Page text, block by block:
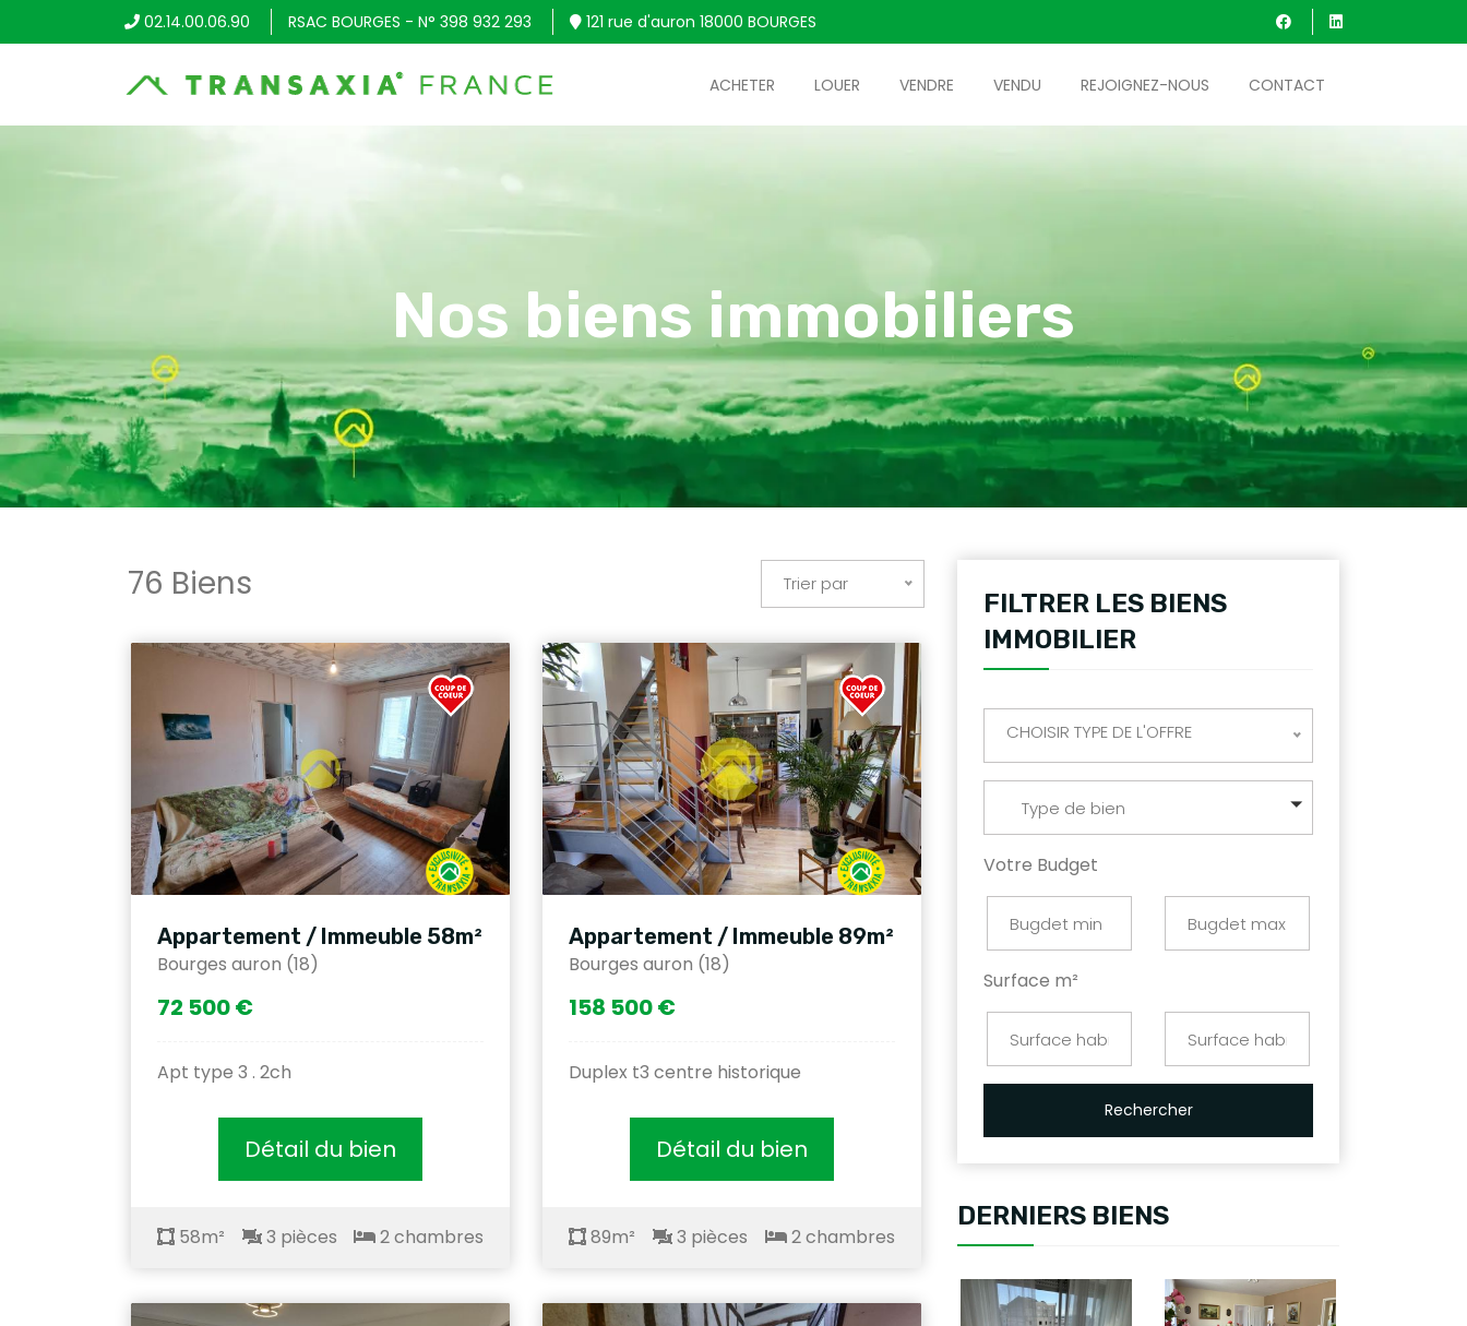
02.14.00.06.90 RSAC BOURGES - N° 398 932 293 121 rue d'auron 18000 BOURGES
ACHETER LOUER VENDRE VENDU REJOIGNEZ-NOUS CONTACT
Nos biens immobiliers
76 Biens Trier par
Appartement / Immeuble 58m²
Bourges auron (18)
72 500 €
Apt type 3 . 2ch
Détail du bien
58m² 3 pièces 2 chambres
Appartement / Immeuble 89m²
Bourges auron (18)
158 500 €
Duplex t3 centre historique
Détail du bien
89m² 3 pièces 2 chambres
FILTRER LES BIENS
IMMOBILIER
CHOISIR TYPE DE L'OFFRE
Type de bien
Votre Budget
Surface m²
Rechercher
DERNIERS BIENS